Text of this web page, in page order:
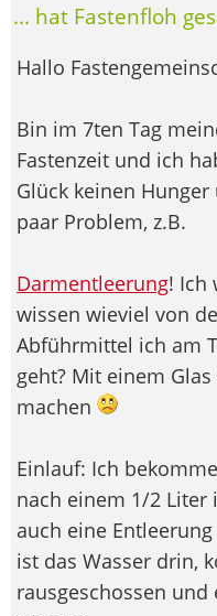
... hat Fastenfloh
Hallo
Bin im 7ten Tag
Fastenzeit und ich
Glück keinen
paar Problem, z.B.
Darmentleerung! Ich
wissen wieviel von
Abführmittel ich am
geht? Mit einem
machen
Einlauf: Ich
nach einem 1/2 Liter
auch eine
ist das Wasser drin,
rausgeschossen